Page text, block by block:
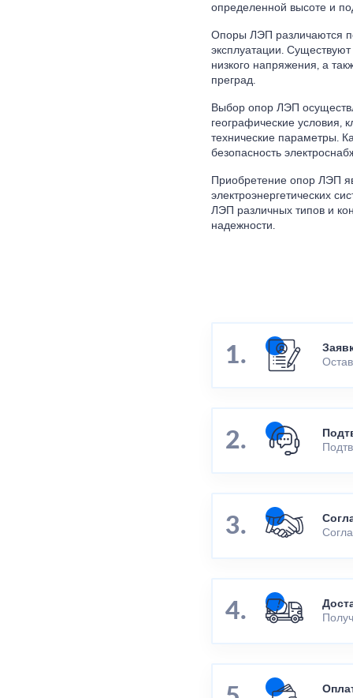
определенной высоте и
Опоры ЛЭП различаются
эксплуатации.
низкого напряжения, а
преград.
Выбор опор ЛЭП
географические условия,
технические параметры.
безопасность
Приобретение опор ЛЭП
электроэнергетических
ЛЭП различных типов и
надежности.